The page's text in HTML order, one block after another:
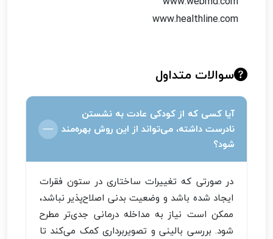
www.healthline.com
سوالات متداول
آیا کسی که از کودکی عادت به نشستن
نادرست داشته، می‌تواند از این روش بهره‌مند
شود؟
در صورتی که تغییرات ساختاری در ستون فقرات
ایجاد شده باشد و وضعیت بدنی اصلاح‌پذیر نباشد،
ممکن است نیاز به مداخله درمانی جدی‌تر مطرح
شود. بررسی بالینی و تصویربرداری کمک می‌کند تا